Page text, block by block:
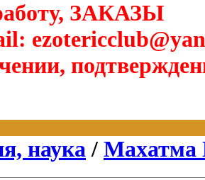
ЗАКАЗЫ
наука / Махатма